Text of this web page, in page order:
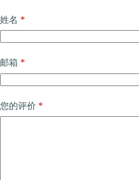
姓名 *
邮箱 *
您的评价 *